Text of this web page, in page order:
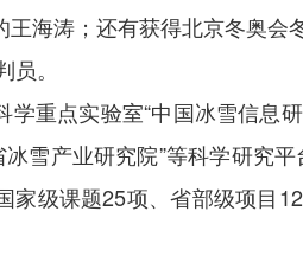
海涛；还有获得北京冬奥
。
重点实验室“中国冰雪信息
雪产业研究院”等科学研究
级课题25项、省部级项目